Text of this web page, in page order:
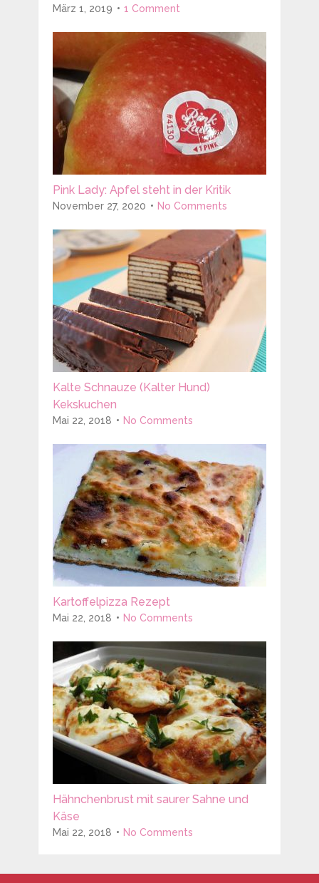
März 1, 2019 1 Comment
Pink Lady: Apfel steht in der Kritik
November 27, 2020 No Comments
Kalte Schnauze (Kalter Hund)
Kekskuchen
Mai 22, 2018 No Comments
Kartoffelpizza Rezept
Mai 22, 2018 No Comments
Hähnchenbrust mit saurer Sahne und
Käse
Mai 22, 2018 No Comments